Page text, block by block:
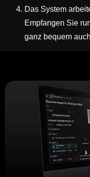
Das System
Empfangen Sie
ganz bequem